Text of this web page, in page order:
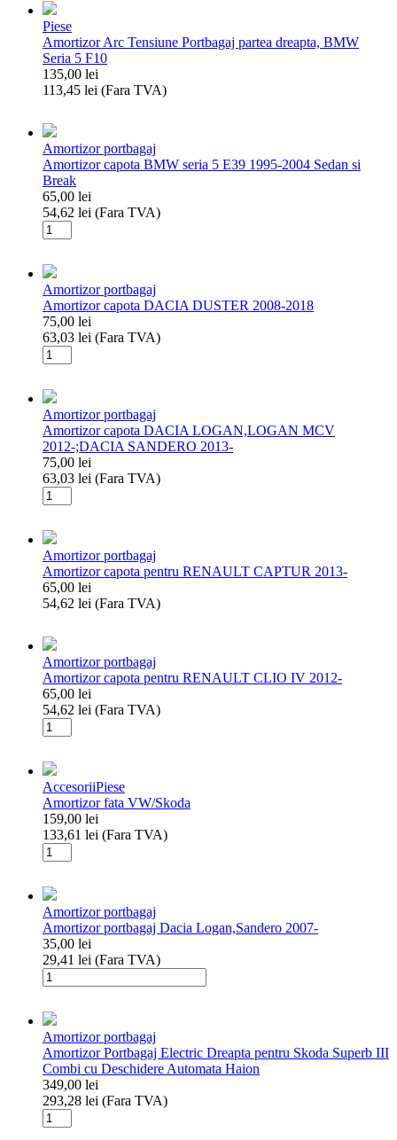
usa
fata
STANGA,
VW
GOLF
VII
POLO
2009-,
SKODA
YETI
2009-,
SEAT
LEON
2012
Piese
Amortizor Arc Tensiune Portbagaj partea dreapta, BMW
Seria 5 F10
135,00 lei
113,45 lei (Fara TVA)
Amortizor
Arc
Tensiune
Portbagaj
partea
dreapta,
BMW
Seria
F10
Amortizor portbagaj
Amortizor capota BMW seria 5 E39 1995-2004 Sedan si
Break
65,00 lei
54,62 lei (Fara TVA)
Cantitate
Amortizor
BMW
seria
5
E39
1995-
2004
si
Break
Amortizor portbagaj
Amortizor capota DACIA DUSTER 2008-2018
75,00 lei
63,03 lei (Fara TVA)
Cantitate
Amortizor
DACIA
DUSTER
2008-
2018
Amortizor portbagaj
Amortizor capota DACIA LOGAN,LOGAN MCV
2012-;DACIA SANDERO 2013-
75,00 lei
63,03 lei (Fara TVA)
Cantitate
Amortizor
DACIA
LOGAN,LOGAN
MCV
2012-;DACIA
SANDERO
Amortizor portbagaj
Amortizor capota pentru RENAULT CAPTUR 2013-
65,00 lei
54,62 lei (Fara TVA)
Amortizor
capota
pentru
RENAULT
CAPTUR
2013-
Amortizor portbagaj
Amortizor capota pentru RENAULT CLIO IV 2012-
65,00 lei
54,62 lei (Fara TVA)
Cantitate
Amortizor
pentru
RENAULT
CLIO
IV
2012-
AccesoriiPiese
Amortizor fata VW/Skoda
159,00 lei
133,61 lei (Fara TVA)
Cantitate
Amortizor
VW/Skoda
Amortizor portbagaj
Amortizor portbagaj Dacia Logan,Sandero 2007-
35,00 lei
29,41 lei (Fara TVA)
Cantitate
Amortizor
Dacia
Logan,Sandero
2007-
Amortizor portbagaj
Amortizor Portbagaj Electric Dreapta pentru Skoda Superb III
Combi cu Deschidere Automata Haion
349,00 lei
293,28 lei (Fara TVA)
Cantitate
Amortizor